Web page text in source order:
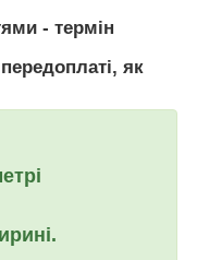
- термін
як